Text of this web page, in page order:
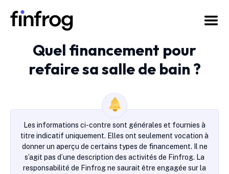
Quel financement pour
refaire sa salle de bain ?
Les informations ci-contre sont générales et fournies à
titre indicatif uniquement. Elles ont seulement vocation à
donner un aperçu de certains types de financement. Il ne
s’agit pas d’une description des activités de Finfrog. La
responsabilité de Finfrog ne saurait être engagée sur la